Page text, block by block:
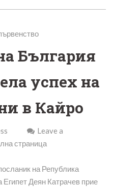
България
успех на
в Кайро
Leave a
страница
на Република
Деян Катрачев прие